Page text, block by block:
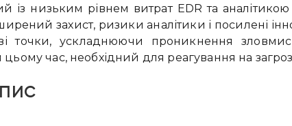
із низьким рівнем витрат EDR та
захист, ризики аналітики і посилені
точки, ускладнюючи проникнення
час, необхідний для реагування на